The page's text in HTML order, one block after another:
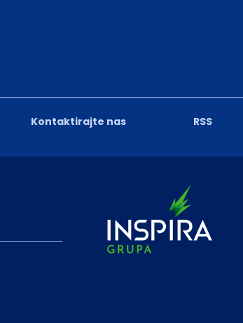
Kontaktirajte nas RSS